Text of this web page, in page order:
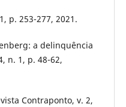
p. 253-277, 2021.
a delinquência
n. 1, p. 48-62,
Contraponto, v. 2,